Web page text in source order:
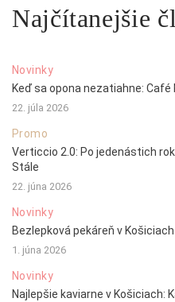
Najčítanejšie
Novinky
Keď sa opona nezatiahne: Café
22. júla 2026
Promo
Verticcio 2.0: Po jedenástich
Stále
22. júna 2026
Novinky
Bezlepková pekáreň v
1. júna 2026
Novinky
Najlepšie kaviarne v Košiciach: